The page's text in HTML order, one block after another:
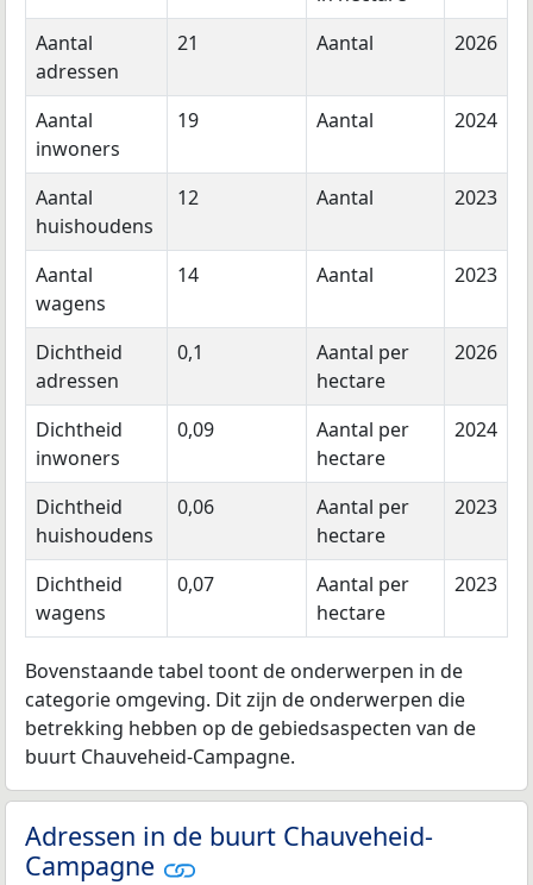
Aantal
adressen
21 Aantal 2026
Aantal
inwoners
19 Aantal 2024
Aantal
huishoudens
12 Aantal 2023
Aantal
wagens
14 Aantal 2023
Dichtheid
adressen
0,1
Aantal per
hectare
2026
Dichtheid
inwoners
0,09
Aantal per
hectare
2024
Dichtheid
huishoudens
0,06
Aantal per
hectare
2023
Dichtheid
wagens
0,07
Aantal per
hectare
2023
Bovenstaande tabel toont de onderwerpen in de
categorie omgeving. Dit zijn de onderwerpen die
betrekking hebben op de gebiedsaspecten van de
buurt Chauveheid-Campagne.
Adressen in de buurt Chauveheid-
Campagne